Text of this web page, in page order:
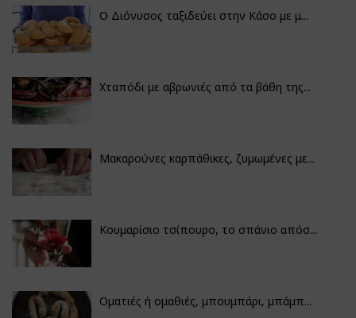
Ο Διόνυσος ταξιδεύει στην Κάσο με μ...
Χταπόδι με αβρωνιές από τα βάθη της...
Μακαρούνες καρπάθικες, ζυμωμένες με...
Κουμαρίσιο τσίπουρο, το σπάνιο απόσ...
Οματιές ή ομαθιές, μπουμπάρι, μπάμπ...